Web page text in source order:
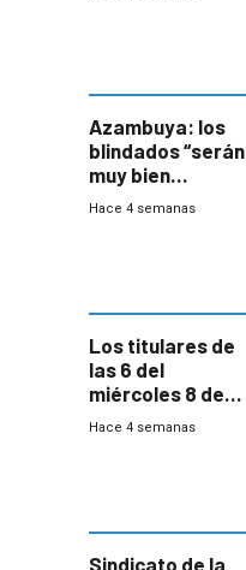
Azambuya: los
blindados “serán
muy bien
recibidos” por los
Hace 4 semanas
Los titulares de
las 6 del
miércoles 8 de
julio de 2026
Hace 4 semanas
Sindicato de la